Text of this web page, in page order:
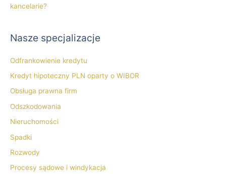
kancelarie?
Nasze specjalizacje
Odfrankowienie kredytu
Kredyt hipoteczny PLN oparty o WIBOR
Obsługa prawna firm
Odszkodowania
Nieruchomości
Spadki
Rozwody
Procesy sądowe i windykacja